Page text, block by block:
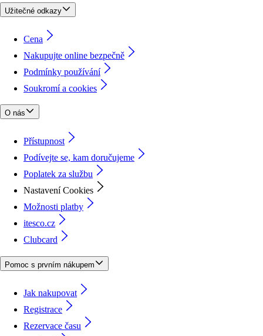
Užitečné odkazy
Cena
Nakupujte online bezpečně
Podmínky používání
Soukromí a cookies
O nás
Přístupnost
Podívejte se, kam doručujeme
Poplatek za službu
Nastavení Cookies
Možnosti platby
itesco.cz
Clubcard
Pomoc s prvním nákupem
Jak nakupovat
Registrace
Rezervace času